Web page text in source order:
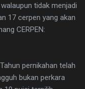
tidak menjadi
17 cerpen yang akan
CERPEN:
pernikahan telah
bukan perkara